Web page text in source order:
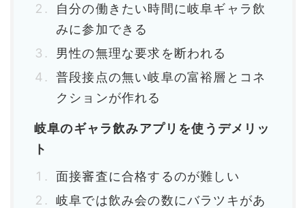
自分の働きたい時間に岐阜ギャラ飲
みに参加できる
男性の無理な要求を断われる
普段接点の無い岐阜の富裕層とコネ
クションが作れる
岐阜のギャラ飲みアプリを使うデメリッ
ト
面接審査に合格するのが難しい
岐阜では飲み会の数にバラツキがあ